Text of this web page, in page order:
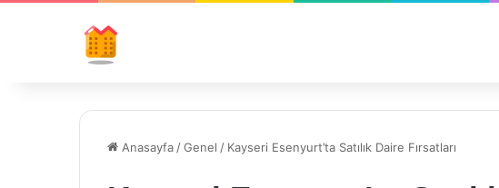
Anasayfa /Genel / Kayseri Esenyurt’ta Satılık Daire Fırsatları